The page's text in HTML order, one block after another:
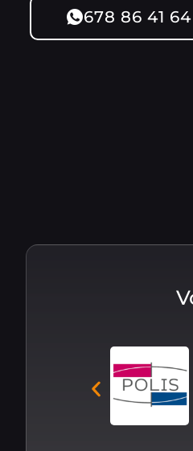
678 86 41 64